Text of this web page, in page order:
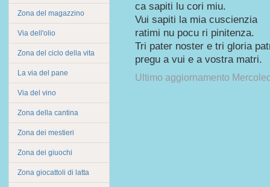
Zona del magazzino
Via dell'olio
Zona del ciclo della vita
La via del pane
Via del vino
Zona della cantina
Zona dei mestieri
Zona dei giuochi
Zona giocattoli di latta
ca sapiti lu cori miu.
Vui sapiti la mia cuscienzia
ratimi nu pocu ri pinitenza.
Tri pater noster e tri gloria
pregu a vui e a vostra matri.
Ultimo aggiornamento